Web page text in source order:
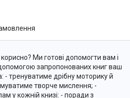
Ми готові допомогти вам і
запропонованих книг ваш
тренуватиме дрібну моторику й
творче мислення; -
у кожній книзі: - поради з